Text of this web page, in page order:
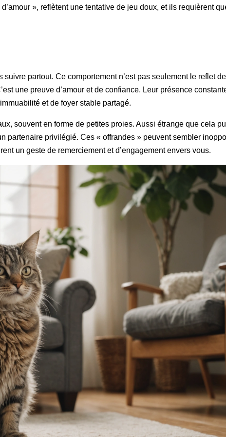
», reflètent une tentative de jeu doux, et ils requièrent
partout. Ce comportement n’est pas seulement le reflet
une preuve d’amour et de confiance. Leur présence
et de foyer stable partagé.
souvent en forme de petites proies. Aussi étrange que cela
partenaire privilégié. Ces « offrandes » peuvent sembler
un geste de remerciement et d’engagement envers vous.